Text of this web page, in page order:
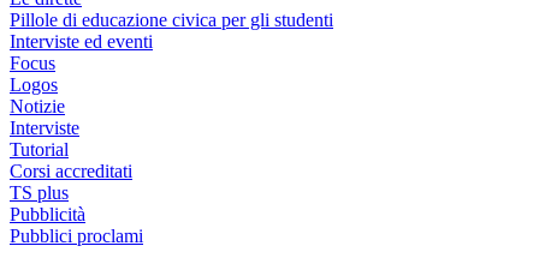
Pillole di educazione civica per gli studenti
Interviste ed eventi
Focus
Logos
Notizie
Interviste
Tutorial
Corsi accreditati
TS plus
Pubblicità
Pubblici proclami